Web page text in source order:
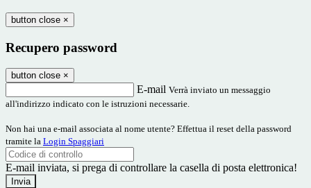
button close ×
Recupero password
button close ×
E-mail Verrà inviato un messaggio
all'indirizzo indicato con le istruzioni necessarie.
Non hai una e-mail associata al nome utente? Effettua il reset della password
tramite la Login Spaggiari
E-mail inviata, si prega di controllare la casella di posta elettronica!